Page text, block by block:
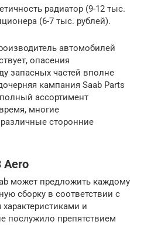
радиатор (9-12 тыс.
(6-7 тыс. рублей).
автомобилей
опасения
запасных частей вполне
кампания Saab Parts
ассортимент
многие
сторонние
Aero
может предложить каждому
сборку в соответствии с
и
послужило препятствием